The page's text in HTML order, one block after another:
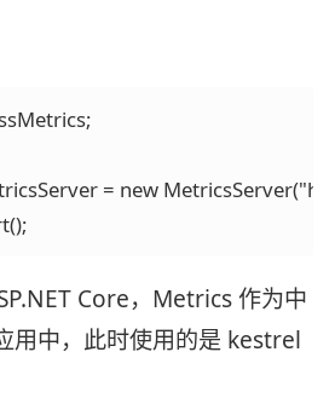
= new
Core，Metrics 作为中
用中，此时使用的是 kestrel